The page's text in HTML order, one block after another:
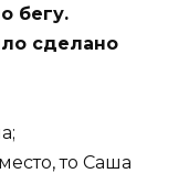
бегу.
сделано
то Саша